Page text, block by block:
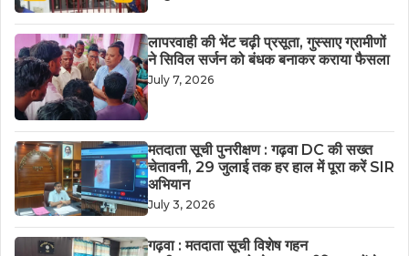
लापरवाही की भेंट चढ़ी प्रसूता, गुस्साए ग्रामीणों
ने सिविल सर्जन को बंधक बनाकर कराया फैसला
July 7, 2026
मतदाता सूची पुनरीक्षण : गढ़वा DC की सख्त
चेतावनी, 29 जुलाई तक हर हाल में पूरा करें SIR
अभियान
July 3, 2026
गढ़वा : मतदाता सूची विशेष गहन